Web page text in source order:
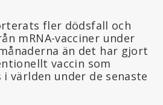
fler dödsfall och
mRNA-vacciner under
än det har gjort
vaccin som
världen under de senaste